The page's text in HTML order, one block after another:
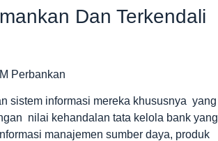
Dan Terkendali
Perbankan
sistem informasi mereka khususnya yang
nilai kehandalan tata kelola bank yang
manajemen sumber daya, produk